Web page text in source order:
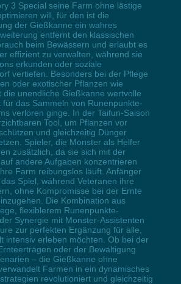
3 Special seine Farm ohne lästige
will, für den ist die
der Gießkanne ein wahres
entfernt den klassischen
beim Bewässern und erlaubt es
effizient zu verwalten, während sie
erkunden oder soziale
vertiefen. Besonders bei der Pflege
oder exotischer Pflanzen wie
die unendliche Gießkanne wertvolle
für das Sammeln von Runenpunkte-
verloren ginge. In der Taifun-Saison
Tool, um Pflanzen vor
und gleichzeitig Dünger
Spieler, die Monster als Helfer
zusätzlich, da sie sich mit der
andere Aufgaben konzentrieren
Farm reibungslos läuft. Anfänger
Spiel, während Veteranen ihre
ohne Kompromisse bei der Ernte
Die Kombination aus
flexiblerem Runenpunkte-
Synergie mit Monster-Assistenten
zur perfekten Ergänzung für alle,
intensiv erleben möchten. Ob bei der
oder der Bewältigung
– die Gießkanne ohne
Farmen in ein dynamisches
revolutioniert und gleichzeitig